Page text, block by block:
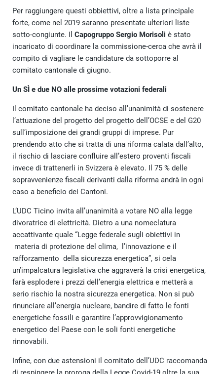
Per raggiungere questi obbiettivi, oltre a lista principale
forte, come nel 2019 saranno presentate ulteriori liste
sotto-congiunte. Il Capogruppo Sergio Morisoli è stato
incaricato di coordinare la commissione-cerca che avrà il
compito di vagliare le candidature da sottoporre al
comitato cantonale di giugno.
Un SÌ e due NO alle prossime votazioni federali
Il comitato cantonale ha deciso all’unanimità di sostenere
l’attuazione del progetto del progetto dell’OCSE e del G20
sull’imposizione dei grandi gruppi di imprese. Pur
prendendo atto che si tratta di una riforma calata dall’alto,
il rischio di lasciare confluire all’estero proventi fiscali
invece di trattenerli in Svizzera è elevato. Il 75 % delle
sopravvenienze fiscali derivanti dalla riforma andrà in ogni
caso a beneficio dei Cantoni.
L’UDC Ticino invita all’unanimità a votare NO alla legge
divoratrice di elettricità. Dietro a una nomeclatura
accattivante quale “Legge federale sugli obiettivi in
materia di protezione del clima, l’innovazione e il
rafforzamento della sicurezza energetica”, si cela
un’impalcatura legislativa che aggraverà la crisi energetica,
farà esplodere i prezzi dell’energia elettrica e metterà a
serio rischio la nostra sicurezza energetica. Non si può
rinunciare all’energia nucleare, bandire di fatto le fonti
energetiche fossili e garantire l’approvvigionamento
energetico del Paese con le soli fonti energetiche
rinnovabili.
Infine, con due astensioni il comitato dell’UDC raccomanda